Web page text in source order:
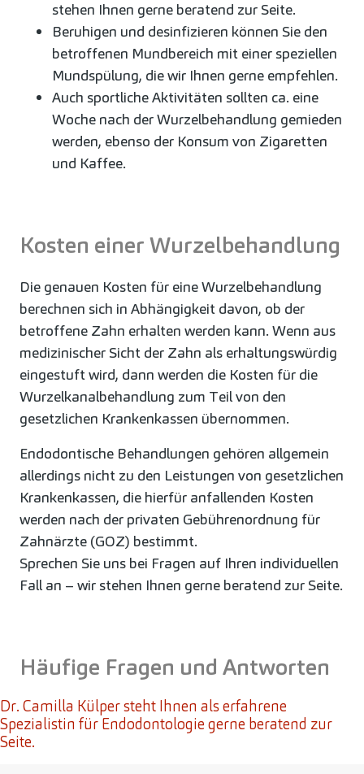
stehen Ihnen gerne beratend zur Seite.
Beruhigen und desinfizieren können Sie den
betroffenen Mundbereich mit einer speziellen
Mundspülung, die wir Ihnen gerne empfehlen.
Auch sportliche Aktivitäten sollten ca. eine
Woche nach der Wurzelbehandlung gemieden
werden, ebenso der Konsum von Zigaretten
und Kaffee.
Kosten einer Wurzelbehandlung
Die genauen Kosten für eine Wurzelbehandlung
berechnen sich in Abhängigkeit davon, ob der
betroffene Zahn erhalten werden kann. Wenn aus
medizinischer Sicht der Zahn als erhaltungswürdig
eingestuft wird, dann werden die Kosten für die
Wurzelkanalbehandlung zum Teil von den
gesetzlichen Krankenkassen übernommen.
Endodontische Behandlungen gehören allgemein
allerdings nicht zu den Leistungen von gesetzlichen
Krankenkassen, die hierfür anfallenden Kosten
werden nach der privaten Gebührenordnung für
Zahnärzte (GOZ) bestimmt.
Sprechen Sie uns bei Fragen auf Ihren individuellen
Fall an – wir stehen Ihnen gerne beratend zur Seite.
Häufige Fragen und Antworten
Dr. Camilla Külper steht Ihnen als erfahrene
Spezialistin für Endodontologie gerne beratend zur
Seite.